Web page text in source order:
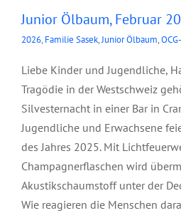
Junior Ölbaum, Februar
2026, Familie Sasek,Junior Ölbaum,
Liebe Kinder und Jugendliche,
Tragödie in der Westschweiz
Silvesternacht in einer Bar in
Jugendliche und Erwachsene
des Jahres 2025. Mit
Champagnerflaschen wird
Akustikschaumstoff unter der
Wie reagieren die Menschen